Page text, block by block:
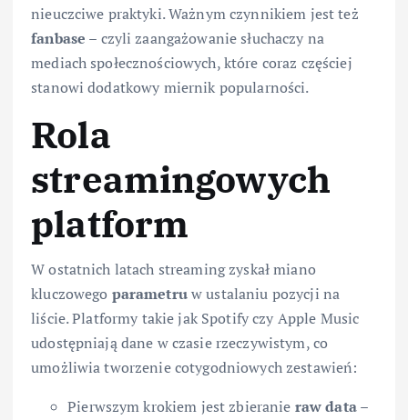
nieuczciwe praktyki. Ważnym czynnikiem jest też
fanbase – czyli zaangażowanie słuchaczy na
mediach społecznościowych, które coraz częściej
stanowi dodatkowy miernik popularności.
Rola
streamingowych
platform
W ostatnich latach streaming zyskał miano
kluczowego parametruw ustalaniu pozycji na
liście. Platformy takie jak Spotify czy Apple Music
udostępniają dane w czasie rzeczywistym, co
umożliwia tworzenie cotygodniowych zestawień:
Pierwszym krokiem jest zbieranie raw data–